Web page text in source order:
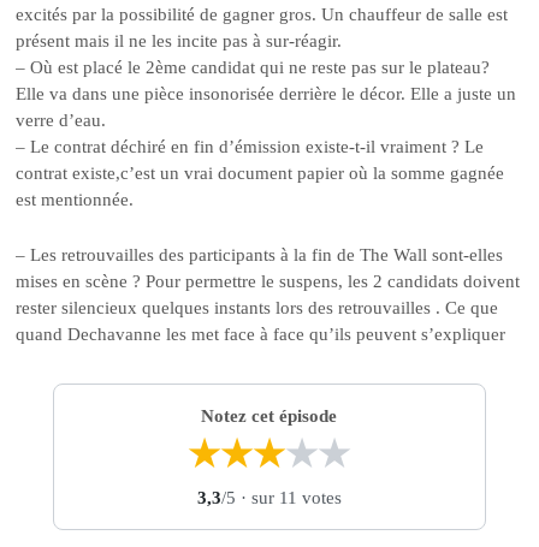
excités par la possibilité de gagner gros. Un chauffeur de salle est
présent mais il ne les incite pas à sur-réagir.
– Où est placé le 2ème candidat qui ne reste pas sur le plateau?
Elle va dans une pièce insonorisée derrière le décor. Elle a juste un
verre d’eau.
– Le contrat déchiré en fin d’émission existe-t-il vraiment ? Le
contrat existe,c’est un vrai document papier où la somme gagnée
est mentionnée.
– Les retrouvailles des participants à la fin de The Wall sont-elles
mises en scène ? Pour permettre le suspens, les 2 candidats doivent
rester silencieux quelques instants lors des retrouvailles . Ce que
quand Dechavanne les met face à face qu’ils peuvent s’expliquer
Notez cet épisode
★★★★★
3,3/5 · sur 11 votes